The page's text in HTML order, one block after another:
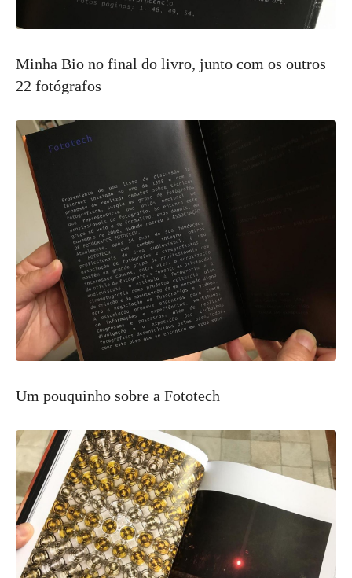
Minha Bio no final do livro, junto com os outros
22 fotógrafos
Um pouquinho sobre a Fototech